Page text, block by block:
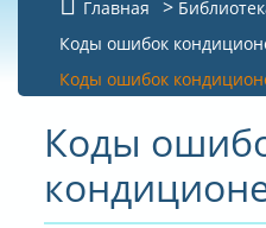
КАТАЛОГ
АКЦИИ И РАСПРОДАЖИ
УСЛУГИ
БИБЛИОТЕКА
Главная
Коды ошибок
Коды ошибок
Коды